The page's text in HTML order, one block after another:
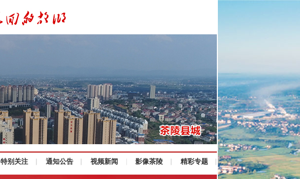
特别关注 通知公告 视频新闻 影像茶陵 精彩专题